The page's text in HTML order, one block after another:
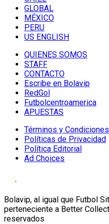
GLOBAL
MÉXICO
PERU
US ENGLISH
QUIENES SOMOS
STAFF
CONTACTO
Escribe en Bolavip
RedGol
Futbolcentroamerica
APUESTAS
Términos y Condiciones
Políticas de Privacidad
Política Editorial
Ad Choices
Bolavip, al igual que Futbol
perteneciente a Better
reservados